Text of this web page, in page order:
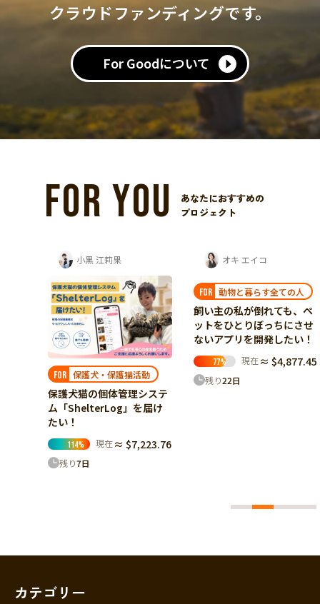
クラウドファンディングです。
For Goodについて
FOR YOU
あなたにおすすめの
プロジェクト
オキ エイコ
FOR 動物と暮らす全ての人
飼い主の私が倒れても、ペ
ットをひとりぼっちにさせ
ないアプリを開発したい！
現在≈ $4,877.45
残り22日
FOR 野生動物保護
森に還る日を多くのオラン
ウータンに。ボルネオの
「卒業生」たちの野生復帰
を支えたい
現在 ≈ $1,497.84
残り 日
カテゴリー